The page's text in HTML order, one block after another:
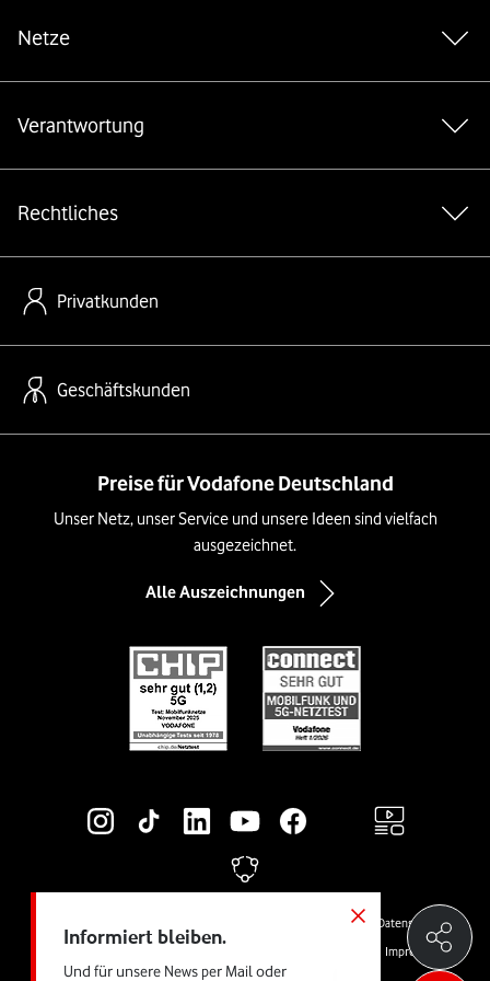
Informiert bleiben.
Und für unsere News per Mail oder
Netze
Verantwortung
Rechtliches
Privatkunden
Geschäftskunden
Preise für Vodafone Deutschland
Unser Netz, unser Service und unsere Ideen sind vielfach
ausgezeichnet.
Alle Auszeichnungen
Social-Media-Links
Cookies
Datenschutz
Impressum